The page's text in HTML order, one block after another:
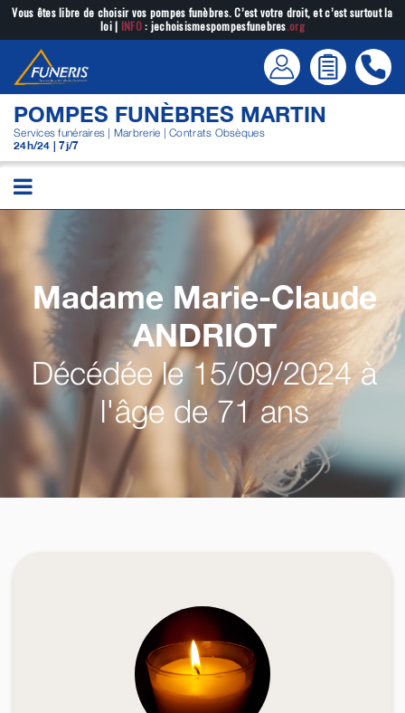
Passer
contenu
Vous êtes libre de choisir vos pompes funèbres. C’est votre droit, et c’est surtout la
loi | INFO: jechoisismespompesfunebres.org
POMPES FUNÈBRES MARTIN
Services funéraires | Marbrerie | Contrats Obsèques
24h/24 | 7j/7
Madame Marie-Claude
ANDRIOT
Décédée le 15/09/2024 à
l'âge de 71 ans